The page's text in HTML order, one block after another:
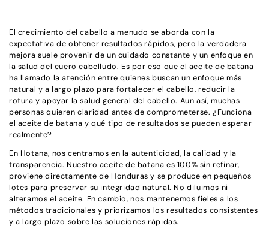
El crecimiento del cabello a menudo se aborda con la
expectativa de obtener resultados rápidos, pero la verdadera
mejora suele provenir de un cuidado constante y un enfoque en
la salud del cuero cabelludo. Es por eso que el aceite de batana
ha llamado la atención entre quienes buscan un enfoque más
natural y a largo plazo para fortalecer el cabello, reducir la
rotura y apoyar la salud general del cabello. Aun así, muchas
personas quieren claridad antes de comprometerse. ¿Funciona
el aceite de batana y qué tipo de resultados se pueden esperar
realmente?
En Hotana, nos centramos en la autenticidad, la calidad y la
transparencia. Nuestro aceite de batana es 100% sin refinar,
proviene directamente de Honduras y se produce en pequeños
lotes para preservar su integridad natural. No diluimos ni
alteramos el aceite. En cambio, nos mantenemos fieles a los
métodos tradicionales y priorizamos los resultados consistentes
y a largo plazo sobre las soluciones rápidas.